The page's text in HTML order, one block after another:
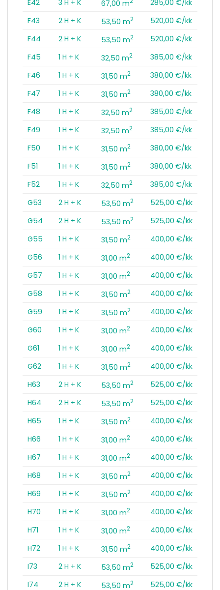
E42
3 H + K 67,00 m
285,00 €/kk
F43
2 H + K 53,50 m2
520,00 €/kk
F44
2 H + K 53,50 m2
520,00 €/kk
F45
1 H + K 32,50 m2
385,00 €/kk
F46
1 H + K 31,50 m2
380,00 €/kk
F47
1 H + K 31,50 m2
380,00 €/kk
F48
1 H + K 32,50 m2
385,00 €/kk
F49
1 H + K 32,50 m2
385,00 €/kk
F50
1 H + K 31,50 m2
380,00 €/kk
F51
1 H + K 31,50 m2
380,00 €/kk
F52
1 H + K 32,50 m2
385,00 €/kk
G53
2 H + K 53,50 m2
525,00 €/kk
G54
2 H + K 53,50 m2
525,00 €/kk
G55
1 H + K 31,50 m2
400,00 €/kk
G56
1 H + K 31,00 m2
400,00 €/kk
G57
1 H + K 31,00 m2
400,00 €/kk
G58
1 H + K 31,50 m2
400,00 €/kk
G59
1 H + K 31,50 m2
400,00 €/kk
G60
1 H + K 31,00 m2
400,00 €/kk
G61
1 H + K 31,00 m2
400,00 €/kk
G62
1 H + K 31,50 m2
400,00 €/kk
H63
2 H + K 53,50 m2
525,00 €/kk
H64
2 H + K 53,50 m2
525,00 €/kk
H65
1 H + K 31,50 m2
400,00 €/kk
H66
1 H + K 31,00 m2
400,00 €/kk
H67
1 H + K 31,00 m2
400,00 €/kk
H68
1 H + K 31,50 m2
400,00 €/kk
H69
1 H + K 31,50 m2
400,00 €/kk
H70
1 H + K 31,00 m2
400,00 €/kk
H71
1 H + K 31,00 m2
400,00 €/kk
H72
1 H + K 31,50 m2
400,00 €/kk
I73
2 H + K 53,50 m2
525,00 €/kk
I74
2 H + K 53,50 m2 525,00 €/kk